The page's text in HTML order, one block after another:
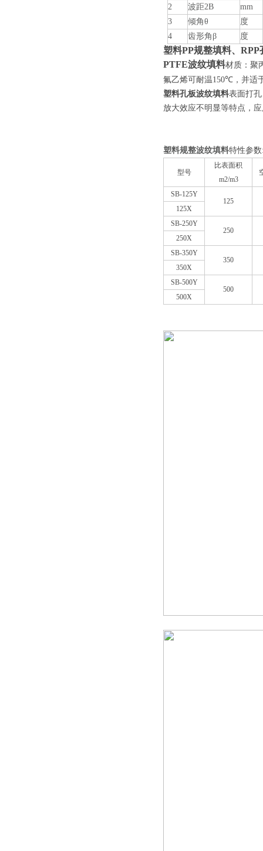
2
波距2B
mm
3
倾角θ
度
4
齿形角β 度
塑料PP规整填料、
PTFE波纹填料材质： 聚
氟乙烯可耐温150℃ ，并适
塑料孔板波纹填料表面打
放大效应不明显等特点，
塑料规整波纹填料特性参
型号
比表面积
m2/m3
SB-125Y
125
125X
SB-250Y
250
250X
SB-350Y
350
350X
SB-500Y
500
500X